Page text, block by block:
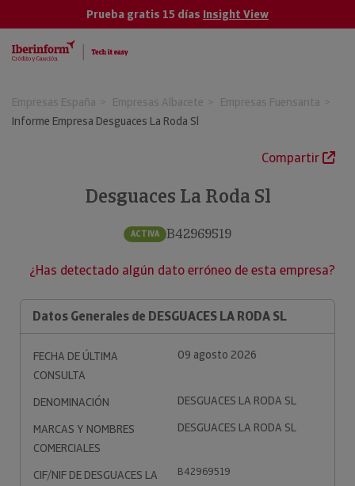
Prueba gratis 15 días Insight View
Empresas España Empresas Albacete
Empresas Fuensanta
Informe Empresa Desguaces La Roda Sl
Compartir
Desguaces La Roda Sl
ACTIVA B42969519
¿Has detectado algún dato erróneo de esta empresa?
Datos Generales de DESGUACES LA RODA SL
FECHA DE ÚLTIMA
CONSULTA
09 agosto 2026
DENOMINACIÓN
DESGUACES LA RODA SL
MARCAS Y NOMBRES
COMERCIALES
DESGUACES LA RODA SL
CIF/NIF DE DESGUACES LA
B42969519